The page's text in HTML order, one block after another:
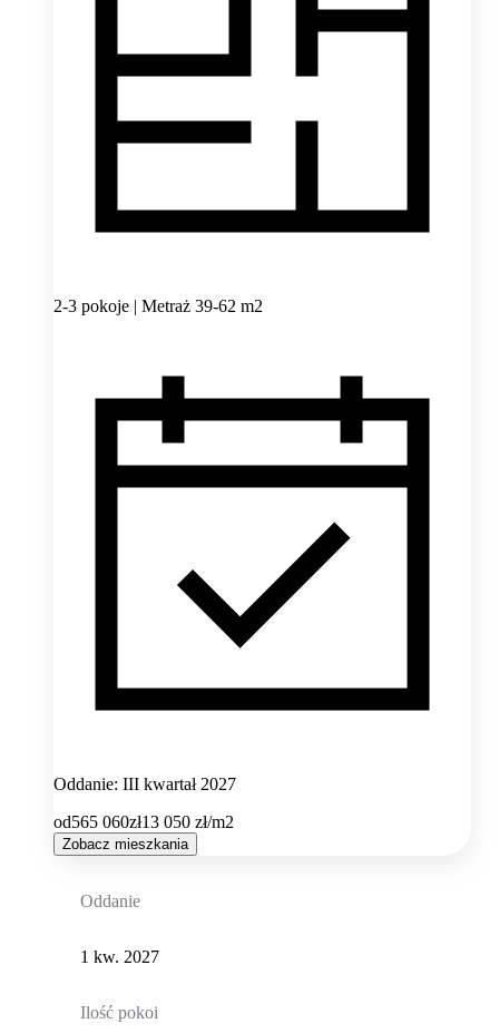
2-3 pokoje | Metraż 39-62 m2
Oddanie: III kwartał 2027
od565 060zł13 050 zł/m2
Zobacz mieszkania
Oddanie
1 kw. 2027
Ilość pokoi